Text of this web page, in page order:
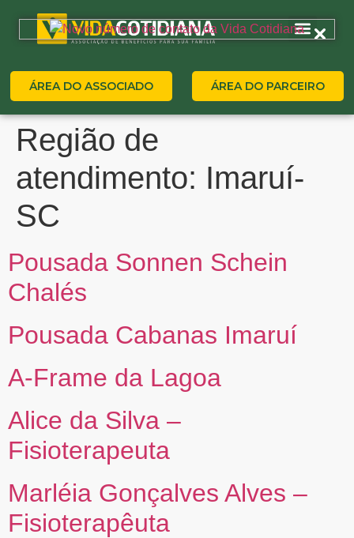
ÁREA DO ASSOCIADO ÁREA DO PARCEIRO
Região de
atendimento: Imaruí-
SC
Pousada Sonnen Schein
Chalés
Pousada Cabanas Imaruí
A-Frame da Lagoa
Alice da Silva –
Fisioterapeuta
Marléia Gonçalves Alves –
Fisioterapêuta